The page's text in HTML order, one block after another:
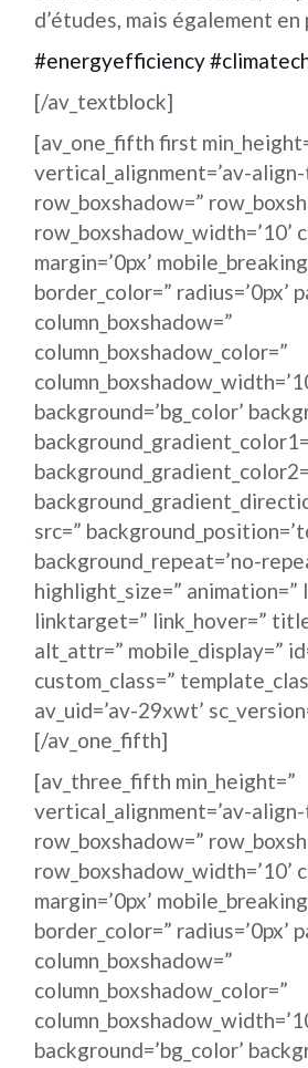
d’études, mais également
#energyefficiency
[/av_textblock]
[av_one_fifth first
vertical_alignment=’av-align-
row_boxshadow=”
row_boxshadow_width=’10’
margin=’0px’
border_color=” radius=’0px’
column_boxshadow=”
column_boxshadow_color=”
background=’bg_color’
src=”
background_repeat=’no-
highlight_size=” animation=”
linktarget=” link_hover=”
alt_attr=” mobile_display=”
custom_class=”
av_uid=’av-29xwt’
[/av_one_fifth]
[av_three_fifth min_height=”
vertical_alignment=’av-align-
row_boxshadow=”
row_boxshadow_width=’10’
margin=’0px’
border_color=” radius=’0px’
column_boxshadow=”
column_boxshadow_color=”
background=’bg_color’